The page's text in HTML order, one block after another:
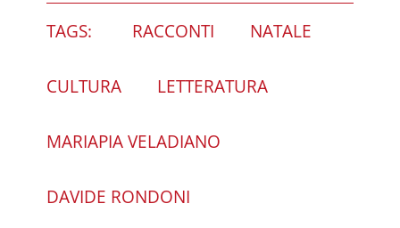
TAGS: RACCONTI NATALE
CULTURA LETTERATURA
MARIAPIA VELADIANO
DAVIDE RONDONI